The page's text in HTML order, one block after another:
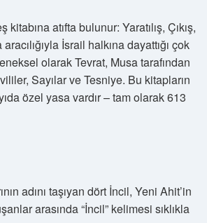
atıfta bulunur: Yaratılış, Çıkış,
İsrail halkına dayattığı çok
olarak Tevrat, Musa tarafından
Sayılar ve Tesniye. Bu kitapların
özel yasa vardır – tam olarak 613
adını taşıyan dört İncil, Yeni Ahit’in
arasında “İncil” kelimesi sıklıkla